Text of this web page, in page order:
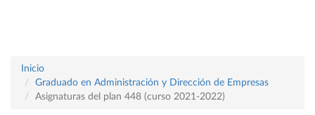
Inicio
Graduado en Administración y Dirección de Empresas
Asignaturas del plan 448 (curso 2021-2022)